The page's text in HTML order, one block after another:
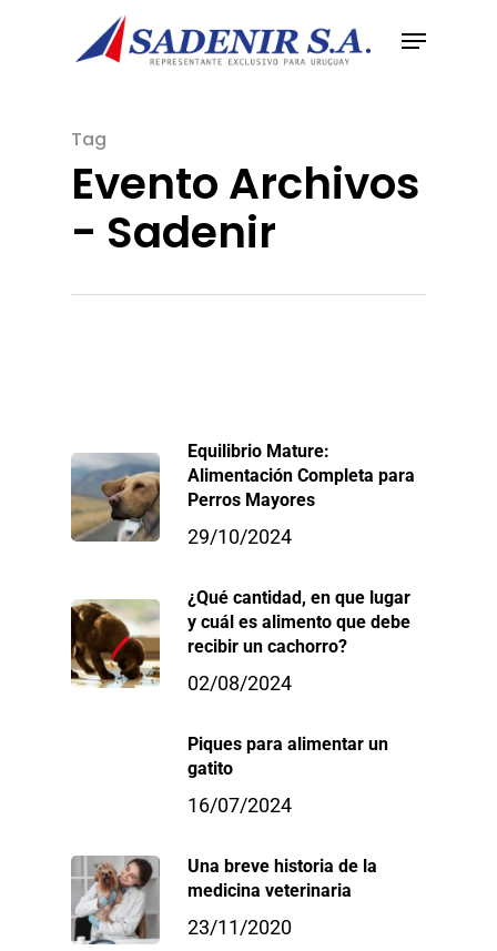
Tag
Evento Archivos
- Sadenir
Equilibrio Mature:
Alimentación Completa para
Perros Mayores
29/10/2024
¿Qué cantidad, en que lugar
y cuál es alimento que debe
recibir un cachorro?
02/08/2024
Piques para alimentar un
gatito
16/07/2024
Una breve historia de la
medicina veterinaria
23/11/2020